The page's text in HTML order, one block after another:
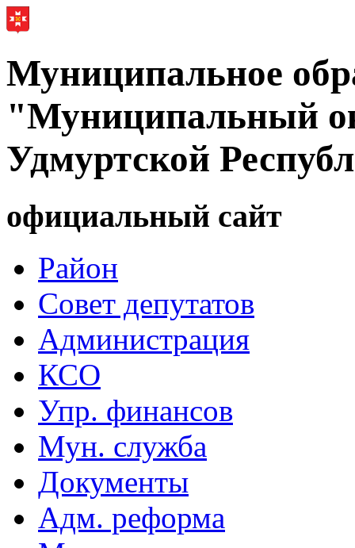
Муниципальное
"Муниципальный
Удмуртской
официальный сайт
Район
Совет депутатов
Администрация
КСО
Упр. финансов
Мун. служба
Документы
Адм. реформа